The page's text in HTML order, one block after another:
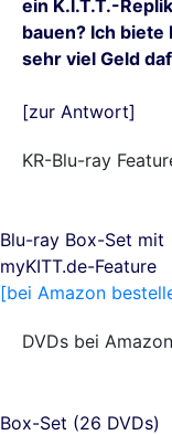
ein K.I.T.T.-
bauen? Ich biete
sehr viel Geld
[zur Antwort]
KR-Blu-ray
Blu-ray Box-Set mit
myKITT.de-Feature
[bei Amazon
DVDs bei
Box-Set (26 DVDs)